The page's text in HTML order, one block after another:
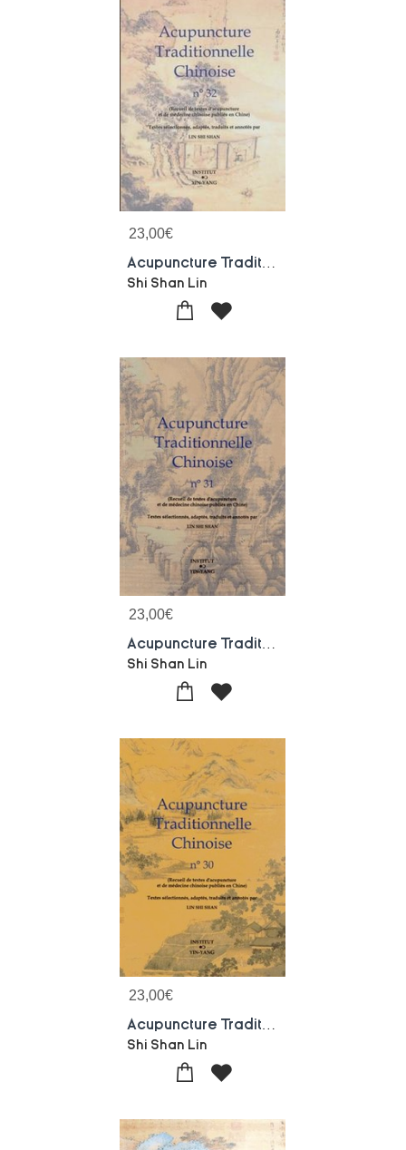
23,00€
Shi Shan Lin
23,00€
Shi Shan Lin
23,00€
Shi Shan Lin